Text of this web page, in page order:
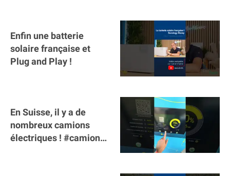
Enfin une batterie
solaire française et
Plug and Play !
En Suisse, il y a de
nombreux camions
électriques ! #camion